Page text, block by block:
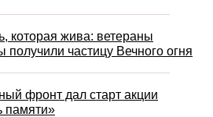
которая жива: ветераны
получили частицу Вечного огня
фронт дал старт акции
памяти»